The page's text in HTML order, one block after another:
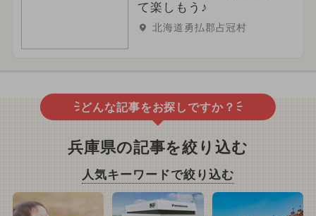
て楽しもう♪
北海道勇払郡占冠村
どんな記事をお探しですか？
兵庫県の記事を絞り込む
人気キーワードで絞り込む